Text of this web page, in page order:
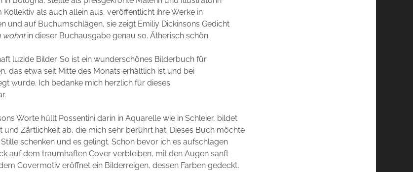
Kollektiv als auch allein aus, veröffentlicht ihre Werke in
und auf Buchumschlägen, sie zeigt Emiliy Dickinsons Gedicht
wohntin dieser Buchausgabe genau so. Ätherisch schön.
luzide Bilder. So ist ein wunderschönes Bilderbuch für
das etwa seit Mitte des Monats erhältlich ist und bei
wurde. Ich bedanke mich herzlich für dieses
Worte hüllt Possentini darin in Aquarelle wie in Schleier, bildet
und Zärtlichkeit ab, die mich sehr berührt hat. Dieses Buch möchte
schenken und es gelingt. Schon bevor ich es aufschlagen
auf dem traumhaften Cover verbleiben, mit den Augen sanft
Covermotiv eröffnet ein Bilderreigen, dessen Farben gedeckt,